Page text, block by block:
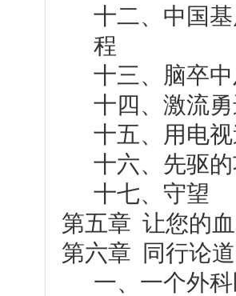
十二、中国
程
十三、脑卒
十四、激流
十五、用电
十六、先驱
十七、守望
第五章 让您的
第六章 同行论道
一、一个外